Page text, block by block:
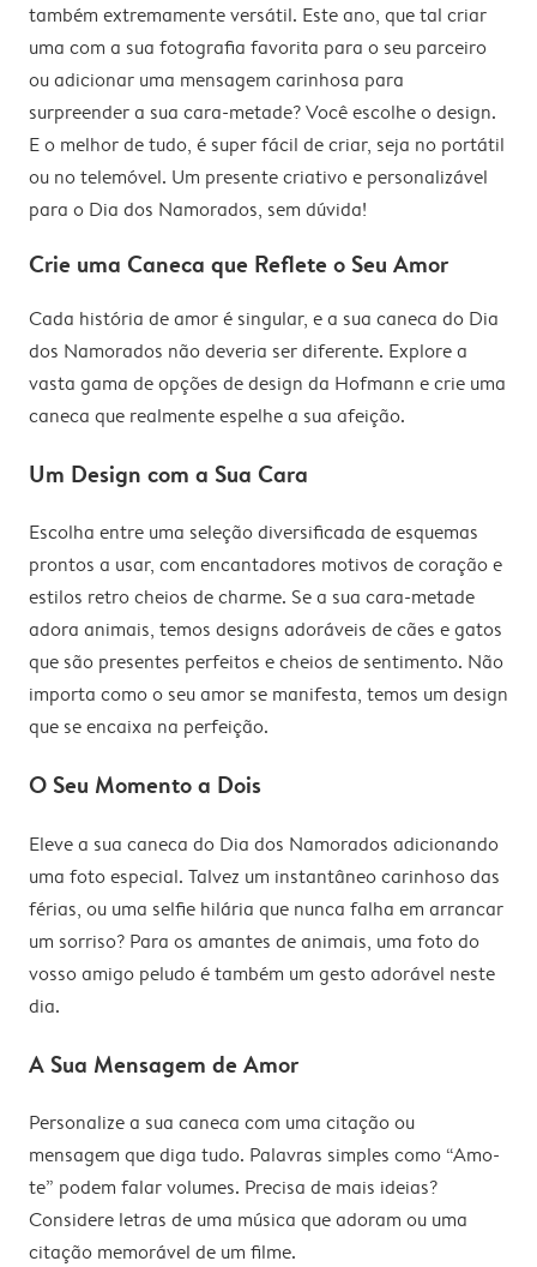
também extremamente versátil. Este ano, que tal criar
uma com a sua fotografia favorita para o seu parceiro
ou adicionar uma mensagem carinhosa para
surpreender a sua cara-metade? Você escolhe o design.
E o melhor de tudo, é super fácil de criar, seja no portátil
ou no telemóvel. Um presente criativo e personalizável
para o Dia dos Namorados, sem dúvida!
Crie uma Caneca que Reflete o Seu Amor
Cada história de amor é singular, e a sua caneca do Dia
dos Namorados não deveria ser diferente. Explore a
vasta gama de opções de design da Hofmann e crie uma
caneca que realmente espelhe a sua afeição.
Um Design com a Sua Cara
Escolha entre uma seleção diversificada de esquemas
prontos a usar, com encantadores motivos de coração e
estilos retro cheios de charme. Se a sua cara-metade
adora animais, temos designs adoráveis de cães e gatos
que são presentes perfeitos e cheios de sentimento. Não
importa como o seu amor se manifesta, temos um design
que se encaixa na perfeição.
O Seu Momento a Dois
Eleve a sua caneca do Dia dos Namorados adicionando
uma foto especial. Talvez um instantâneo carinhoso das
férias, ou uma selfie hilária que nunca falha em arrancar
um sorriso? Para os amantes de animais, uma foto do
vosso amigo peludo é também um gesto adorável neste
dia.
A Sua Mensagem de Amor
Personalize a sua caneca com uma citação ou
mensagem que diga tudo. Palavras simples como “Amo-
te” podem falar volumes. Precisa de mais ideias?
Considere letras de uma música que adoram ou uma
citação memorável de um filme.